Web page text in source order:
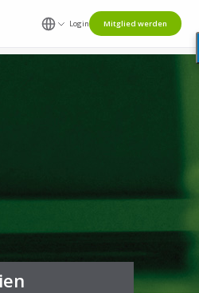
Login Mitglied werden